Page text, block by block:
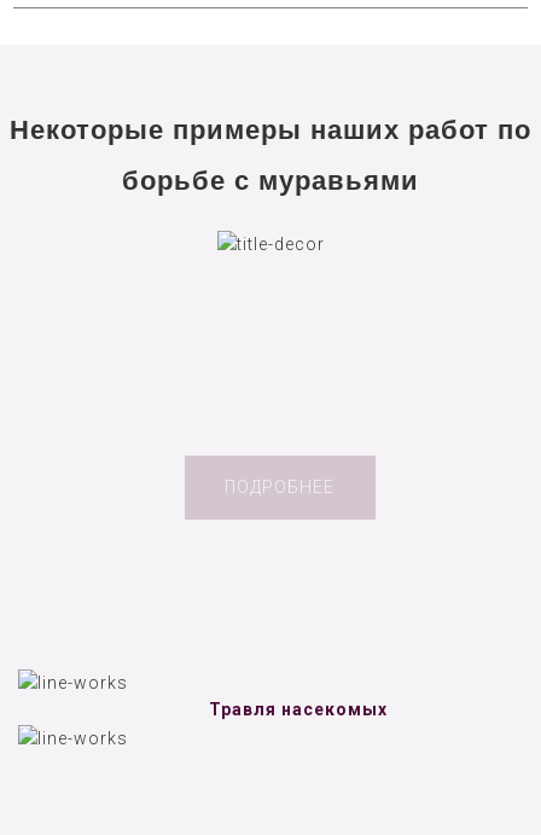
Некоторые примеры наших работ по
борьбе с муравьями
ПОДРОБНЕЕ
Травля насекомых